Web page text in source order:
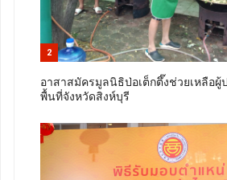
2
อาสาสมัครมูลนิธิป่อเต็กตึ๊งช่วยเหลือ
พื้นที่จังหวัดสิงห์บุรี